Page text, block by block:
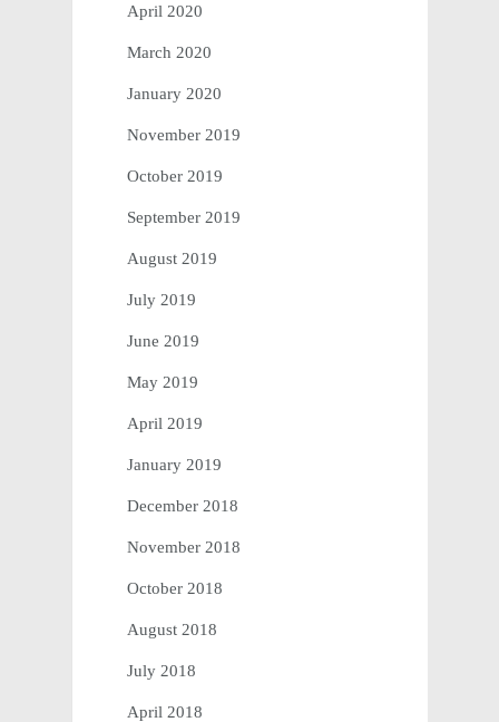
April 2020
March 2020
January 2020
November 2019
October 2019
September 2019
August 2019
July 2019
June 2019
May 2019
April 2019
January 2019
December 2018
November 2018
October 2018
August 2018
July 2018
April 2018